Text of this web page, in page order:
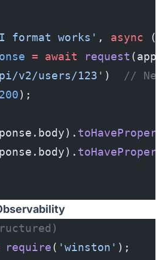
format works' , async
= await request (app)
v2/users/123' ) //
200);
require( 'winston' );